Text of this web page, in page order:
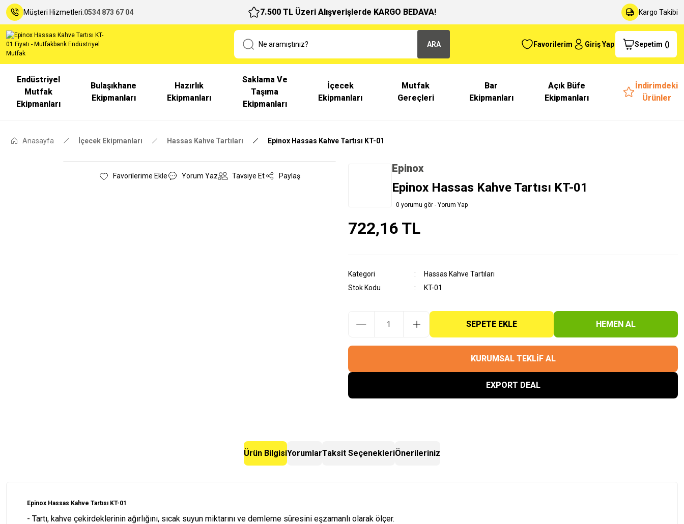
Müşteri Hizmetleri:0534 873 67 04 7.500 TL Üzeri Alışverişlerde KARGO BEDAVA! Kargo Takibi
ARA Favorilerim Giriş Yap Sepetim ()
Endüstriyel
Mutfak
Ekipmanları
Bulaşıkhane
Ekipmanları
Hazırlık
Ekipmanları
Saklama Ve
Taşıma
Ekipmanları
İçecek
Ekipmanları
Mutfak
Gereçleri
Bar
Ekipmanları
Açık Büfe
Ekipmanları
İndirimdeki
Ürünler
Anasayfa İçecek Ekipmanları Hassas Kahve Tartıları Epinox Hassas Kahve Tartısı KT-01
Yorum Yaz Tavsiye Et Paylaş
Epinox
Epinox Hassas Kahve Tartısı KT-01
0 yorumu gör - Yorum Yap
722,16 TL
Kategori
Hassas Kahve Tartıları
Stok Kodu
KT-01
SEPETE EKLE HEMEN AL
KURUMSAL TEKLİF AL
EXPORT DEAL
Ürün BilgisiYorumlarTaksit SeçenekleriÖnerileriniz
Epinox Hassas Kahve Tartısı KT-01
- Tartı, kahve çekirdeklerinin ağırlığını, sıcak suyun miktarını ve demleme süresini eşzamanlı olarak ölçer.